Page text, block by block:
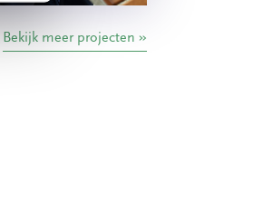
Bekijk meer projecten